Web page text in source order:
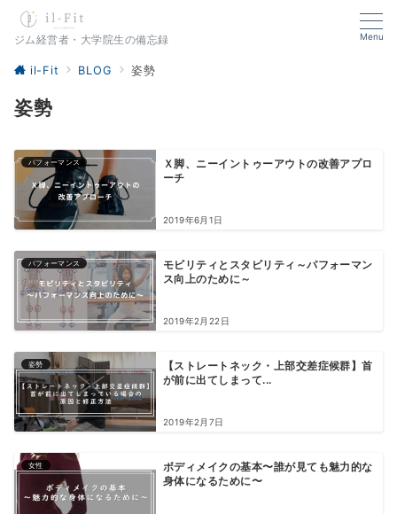
Menu
ジム経営者・大学院生の備忘録
il-Fit BLOG 姿勢
姿勢
パフォーマンス
Ｘ脚、ニーイントゥーアウトの改善アプロ
ーチ
2019年6月1日
パフォーマンス
モビリティとスタビリティ～パフォーマン
ス向上のために～
2019年2月22日
姿勢
【ストレートネック・上部交差症候群】首
が前に出てしまって...
2019年2月7日
女性
ボディメイクの基本〜誰が見ても魅力的な
身体になるために〜